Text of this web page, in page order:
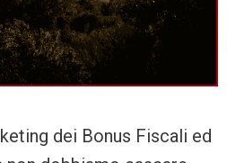
dei Bonus Fiscali ed